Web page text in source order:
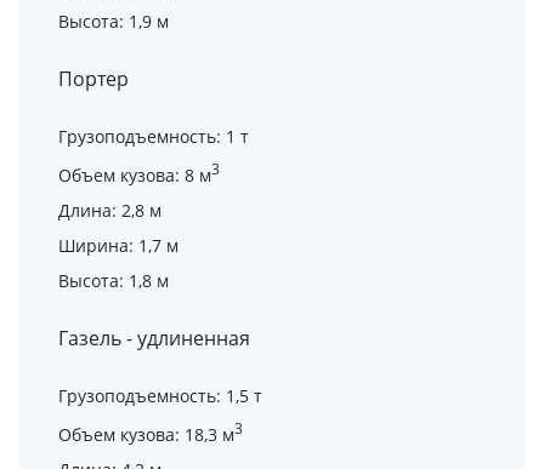
Высота: 1,9 м
Портер
Грузоподъемность: 1 т
Объем кузова: 8 м3
Длина: 2,8 м
Ширина: 1,7 м
Высота: 1,8 м
Газель - удлиненная
Грузоподъемность: 1,5 т
Объем кузова: 18,3 м3